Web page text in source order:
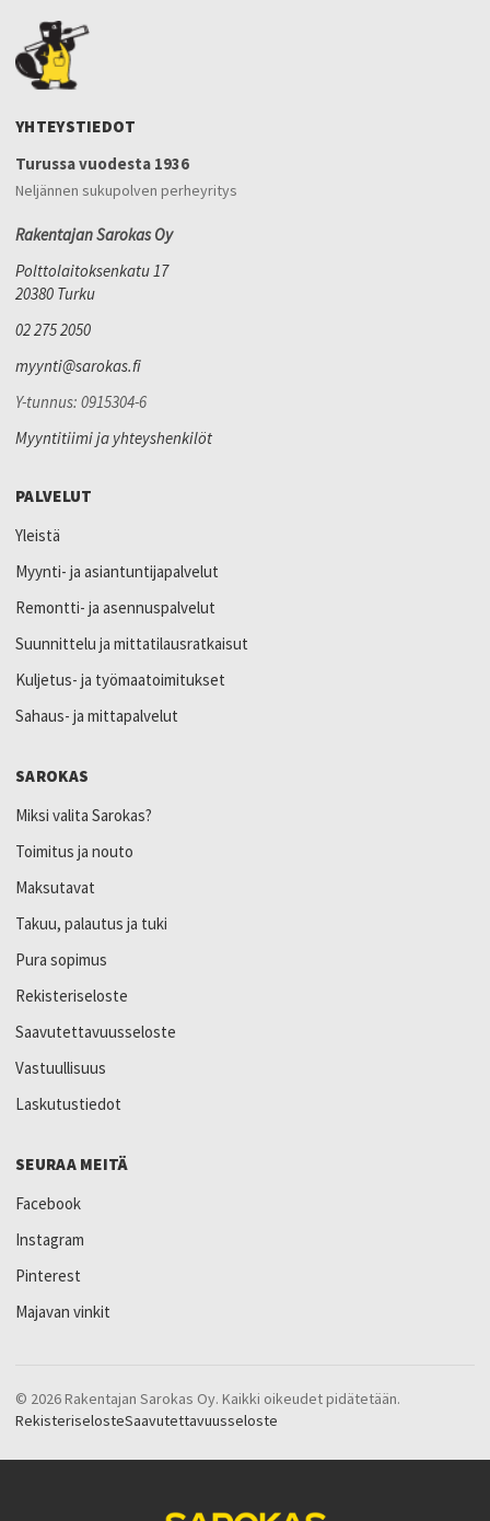
YHTEYSTIEDOT
Turussa vuodesta 1936
Neljännen sukupolven perheyritys
Rakentajan Sarokas Oy
Polttolaitoksenkatu 17
20380 Turku
02 275 2050
myynti@sarokas.fi
Y-tunnus: 0915304-6
Myyntitiimi ja yhteyshenkilöt
PALVELUT
Yleistä
Myynti- ja asiantuntijapalvelut
Remontti- ja asennuspalvelut
Suunnittelu ja mittatilausratkaisut
Kuljetus- ja työmaatoimitukset
Sahaus- ja mittapalvelut
SAROKAS
Miksi valita Sarokas?
Toimitus ja nouto
Maksutavat
Takuu, palautus ja tuki
Pura sopimus
Rekisteriseloste
Saavutettavuusseloste
Vastuullisuus
Laskutustiedot
SEURAA MEITÄ
Facebook
Instagram
Pinterest
Majavan vinkit
© 2026 Rakentajan Sarokas Oy. Kaikki oikeudet pidätetään.
RekisteriselosteSaavutettavuusseloste